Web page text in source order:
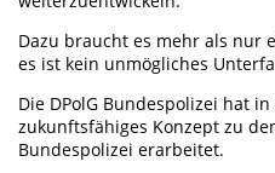
Dazu braucht es mehr als nur
es ist kein unmögliches
Die DPolG Bundespolizei hat
zukunftsfähiges Konzept zu
Bundespolizei erarbeitet.